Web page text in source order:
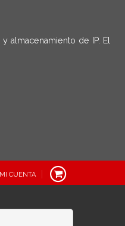
y almacenamiento de IP. El
MI CUENTA